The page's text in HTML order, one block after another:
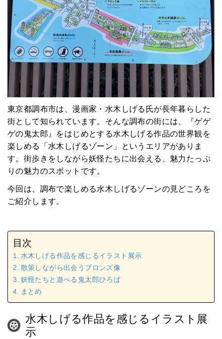
東京都調布市は、漫画家・水木しげる氏が長年暮らした
街として知られています。そんな調布の街には、『ゲゲ
ゲの鬼太郎』をはじめとする水木しげる作品の世界観を
楽しめる「水木しげるゾーン」というエリアがありま
す。街歩きをしながら妖怪たちに出会える、魅力たっぷ
りの魅力のスポットです。
今回は、調布で楽しめる水木しげるゾーンの見どころを
ご紹介します。
目次
水木しげる作品を感じるイラスト展示
散策しながら出会うブロンズ像
妖怪たちと遊べる鬼太郎ひろば
まとめ
水木しげる作品を感じるイラスト展
示